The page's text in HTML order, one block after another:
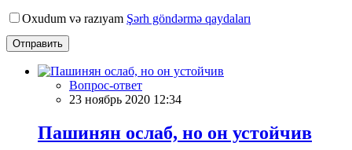
Oxudum və razıyam Şərh göndərmə qaydaları
Отправить
Вопрос-ответ
23 ноябрь 2020 12:34
Пашинян ослаб, но он устойчив